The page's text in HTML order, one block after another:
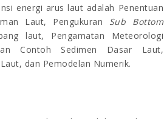
energi arus laut adalah Penentuan
Laut, Pengukuran Sub Bottom
laut, Pengamatan Meteorologi
Contoh Sedimen Dasar Laut,
dan Pemodelan Numerik.